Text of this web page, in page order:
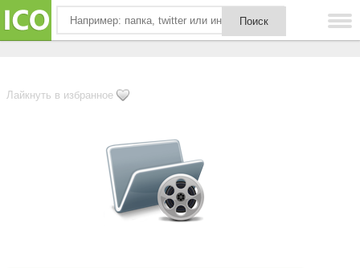
Лайкнуть в избранное